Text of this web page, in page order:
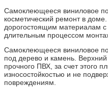
Самоклеющееся виниловое
косметический ремонт в
дорогостоящим материалам
длительным процессом
Самоклеющееся виниловое
под дерево и камень.
прочного ПВХ, за счет этого
износостойкостью и не
повреждениям.